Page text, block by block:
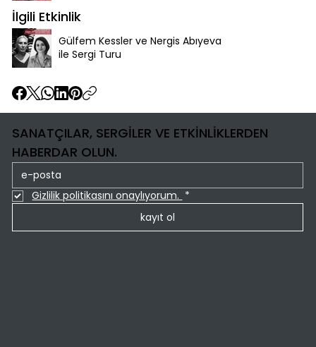
İlgili Etkinlik
Gülfem Kessler ve Nergis Abıyeva
ile Sergi Turu
SANATÇILAR, SERGİLER VE ETKİNLİKLERDEN
HABERDAR OLUN.
Gizlilik politikasını onaylıyorum. *
kayıt ol